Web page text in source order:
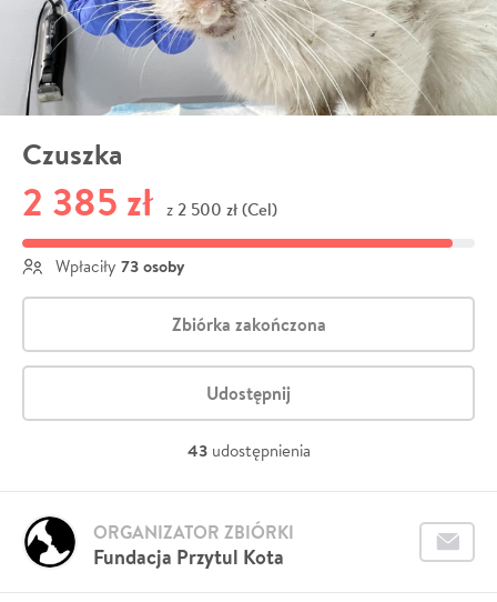
Czuszka
2 385 zł z 2 500 zł (Cel)
Wpłaciły 73 osoby
Zbiórka zakończona
Udostępnij
43 udostępnienia
Fundacja Przytul Kota
ORGANIZATOR ZBIÓRKI